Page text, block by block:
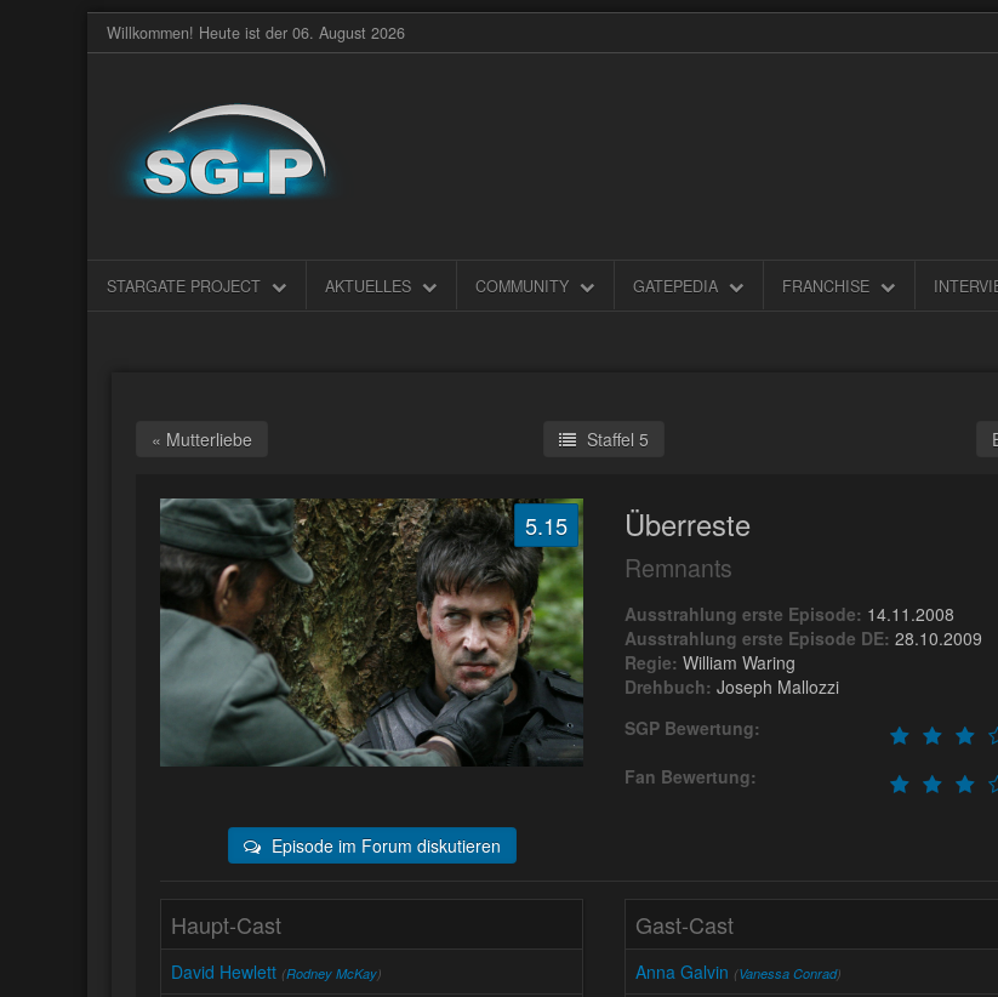
Willkommen! Heute ist der 06. August 2026
STARGATE PROJECT AKTUELLES COMMUNITY GATEPEDIA FRANCHISE
« Mutterliebe Staffel 5
5.15
Episode im Forum diskutieren
Überreste
Remnants
Ausstrahlung erste Episode: 14.11.2008
Ausstrahlung erste Episode DE: 28.10.2009
Regie: William Waring
Drehbuch: Joseph Mallozzi
SGP Bewertung:
Fan Bewertung:
Haupt-Cast
David Hewlett (Rodney McKay)
Gast-Cast
Anna Galvin (Vanessa Conrad)